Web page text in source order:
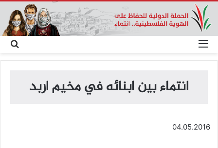
عن
القائمة
انتماء بين ابنائه في مخيم اربد
04.05.2016